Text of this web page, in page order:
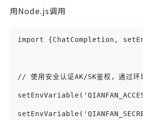
用Node.js调用
import {ChatCompletion,
// 使用安全认证AK/SK鉴权，通过